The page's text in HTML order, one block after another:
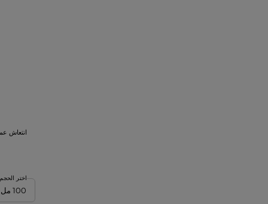
انتعاش
اختر الحجم